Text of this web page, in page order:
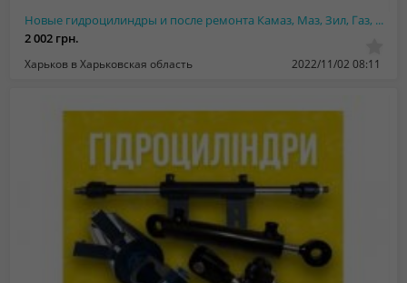
Новые гидроцилиндры и после ремонта Камаз, Маз, Зил, Газ, Птс
2 002 грн.
Харьков в Харьковская область 2022/11/02 08:11